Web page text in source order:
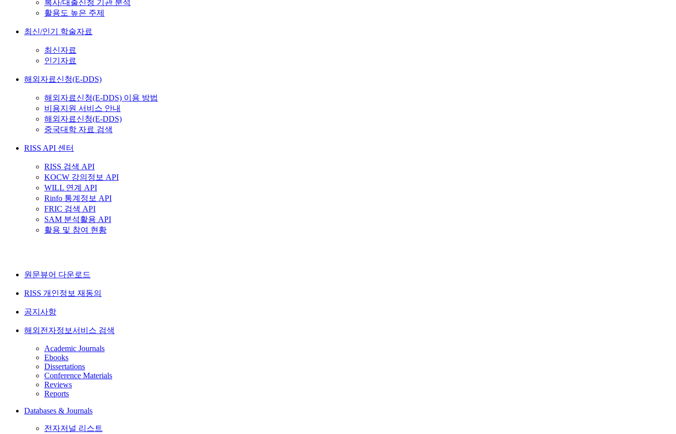
복사/대출신청 기관 분석
활용도 높은 주제
최신/인기 학술자료
최신자료
인기자료
해외자료신청(E-DDS)
해외자료신청(E-DDS) 이용 방법
비용지원 서비스 안내
해외자료신청(E-DDS)
중국대학 자료 검색
RISS API 센터
RISS 검색 API
KOCW 강의정보 API
WILL 연계 API
Rinfo 통계정보 API
FRIC 검색 API
SAM 분석활용 API
활용 및 참여 현황
원문뷰어 다운로드
RISS 개인정보 재동의
공지사항
해외전자정보서비스 검색
Academic Journals
Ebooks
Dissertations
Conference Materials
Reviews
Reports
Databases & Journals
전자저널 리스트